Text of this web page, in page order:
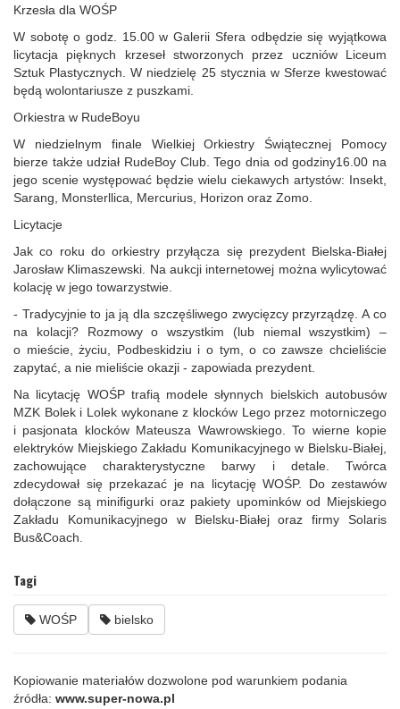
Krzesła dla WOŚP
W sobotę o godz. 15.00 w Galerii Sfera odbędzie się wyjątkowa
licytacja pięknych krzeseł stworzonych przez uczniów Liceum
Sztuk Plastycznych. W niedzielę 25 stycznia w Sferze kwestować
będą wolontariusze z puszkami.
Orkiestra w RudeBoyu
W niedzielnym finale Wielkiej Orkiestry Świątecznej Pomocy
bierze także udział RudeBoy Club. Tego dnia od godziny16.00 na
jego scenie występować będzie wielu ciekawych artystów: Insekt,
Sarang, Monsterllica, Mercurius, Horizon oraz Zomo.
Licytacje
Jak co roku do orkiestry przyłącza się prezydent Bielska‑Białej
Jarosław Klimaszewski. Na aukcji internetowej można wylicytować
kolację w jego towarzystwie.
- Tradycyjnie to ja ją dla szczęśliwego zwycięzcy przyrządzę. A co
na kolacji? Rozmowy o wszystkim (lub niemal wszystkim) –
o mieście, życiu, Podbeskidziu i o tym, o co zawsze chcieliście
zapytać, a nie mieliście okazji - zapowiada prezydent.
Na licytację WOŚP trafią modele słynnych bielskich autobusów
MZK Bolek i Lolek wykonane z klocków Lego przez motorniczego
i pasjonata klocków Mateusza Wawrowskiego. To wierne kopie
elektryków Miejskiego Zakładu Komunikacyjnego w Bielsku‑Białej,
zachowujące charakterystyczne barwy i detale. Twórca
zdecydował się przekazać je na licytację WOŚP. Do zestawów
dołączone są minifigurki oraz pakiety upominków od Miejskiego
Zakładu Komunikacyjnego w Bielsku‑Białej oraz firmy Solaris
Bus&Coach.
Tagi
WOŚP bielsko
Kopiowanie materiałów dozwolone pod warunkiem podania
źródła: www.super-nowa.pl